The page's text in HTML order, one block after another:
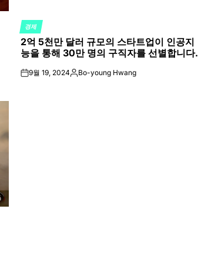
POSTED
IN
경제
2억 5천만 달러 규모의 스타트업이 인공지
능을 통해 30만 명의 구직자를 선별합니다.
on9월 19, 2024Posted
Bo-young Hwang